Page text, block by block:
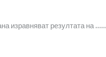
изравняват резултата на ......